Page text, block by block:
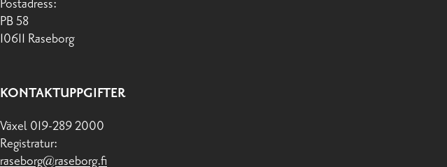
Postadress:
PB 58
10611 Raseborg
KONTAKTUPPGIFTER
Växel 019-289 2000
Registratur:
raseborg@raseborg.fi